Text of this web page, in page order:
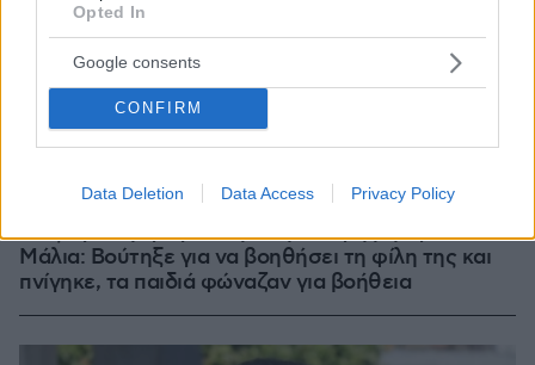
Opted In
Google consents
CONFIRM
Data Deletion Data Access Privacy Policy
Πώς έγινε η τραγωδία με την νεκρή μητέρα στα
Μάλια: Βούτηξε για να βοηθήσει τη φίλη της και
πνίγηκε, τα παιδιά φώναζαν για βοήθεια
06.08.2026, 21:23